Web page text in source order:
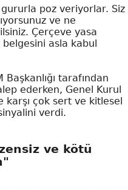
gururla poz veriyorlar. Siz
ve ne
Çerçeve yasa
belgesini asla kabul
tarafından
ederken, Genel Kurul
karşı çok sert ve kitlesel
verdi.
ve kötü